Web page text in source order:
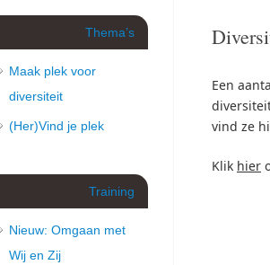
Een
vind ze
Klik hier
Thema’s
Maak plek voor
diversiteit
(Her)Vind je plek
Training
Nieuw: Omgaan met
Wij en Zij